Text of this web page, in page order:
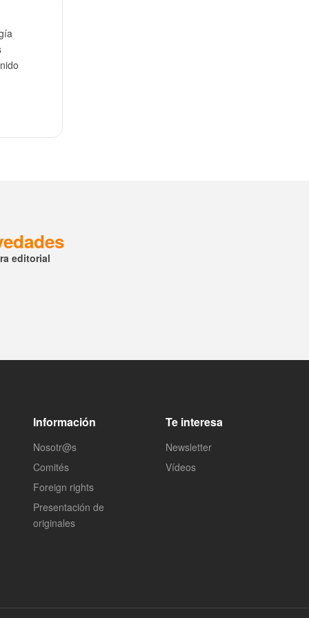
editorial
Información
Nosotr@s
Comités
Foreign rights
Presentación de
originales
Te interesa
Newsletter
Vídeos